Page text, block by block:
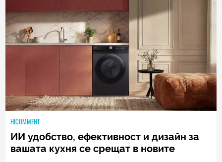
HICOMMENT
ИИ удобство, ефективност и дизайн за
вашата кухня се срещат в новите